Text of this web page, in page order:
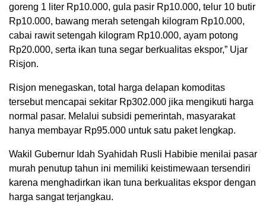
goreng 1 liter Rp10.000, gula pasir Rp10.000, telur 10 butir
Rp10.000, bawang merah setengah kilogram Rp10.000,
cabai rawit setengah kilogram Rp10.000, ayam potong
Rp20.000, serta ikan tuna segar berkualitas ekspor,” Ujar
Risjon.
Risjon menegaskan, total harga delapan komoditas
tersebut mencapai sekitar Rp302.000 jika mengikuti harga
normal pasar. Melalui subsidi pemerintah, masyarakat
hanya membayar Rp95.000 untuk satu paket lengkap.
Wakil Gubernur Idah Syahidah Rusli Habibie menilai pasar
murah penutup tahun ini memiliki keistimewaan tersendiri
karena menghadirkan ikan tuna berkualitas ekspor dengan
harga sangat terjangkau.